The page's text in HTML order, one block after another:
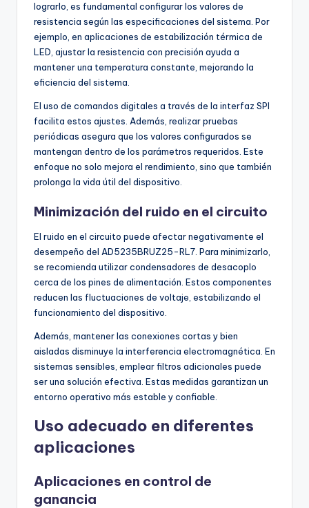
lograrlo, es fundamental configurar los valores de
resistencia según las especificaciones del sistema. Por
ejemplo, en aplicaciones de estabilización térmica de
LED, ajustar la resistencia con precisión ayuda a
mantener una temperatura constante, mejorando la
eficiencia del sistema.
El uso de comandos digitales a través de la interfaz SPI
facilita estos ajustes. Además, realizar pruebas
periódicas asegura que los valores configurados se
mantengan dentro de los parámetros requeridos. Este
enfoque no solo mejora el rendimiento, sino que también
prolonga la vida útil del dispositivo.
Minimización del ruido en el circuito
El ruido en el circuito puede afectar negativamente el
desempeño del AD5235BRUZ25-RL7. Para minimizarlo,
se recomienda utilizar condensadores de desacoplo
cerca de los pines de alimentación. Estos componentes
reducen las fluctuaciones de voltaje, estabilizando el
funcionamiento del dispositivo.
Además, mantener las conexiones cortas y bien
aisladas disminuye la interferencia electromagnética. En
sistemas sensibles, emplear filtros adicionales puede
ser una solución efectiva. Estas medidas garantizan un
entorno operativo más estable y confiable.
Uso adecuado en diferentes
aplicaciones
Aplicaciones en control de
ganancia